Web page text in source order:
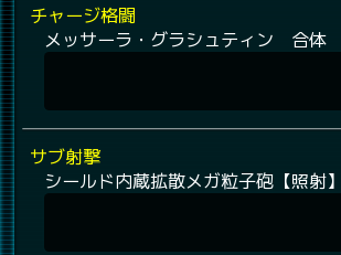
チャージ格闘
メッサーラ・グラシュティン 合体
サブ射撃
シールド内蔵拡散メガ粒子砲【照射】